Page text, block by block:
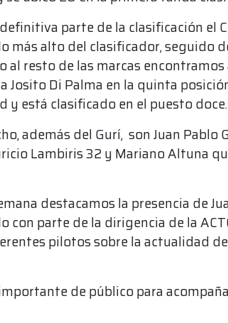
parte de la clasificación el
más alto del clasificador, seguido
al resto de las marcas
Josito Di Palma en la quinta
y está clasificado en el puesto doce.
además del Gurí, son Juan Pablo
Lambiris 32 y Mariano Altuna
destacamos la presencia de
con parte de la dirigencia de la
pilotos sobre la actualidad
de público para